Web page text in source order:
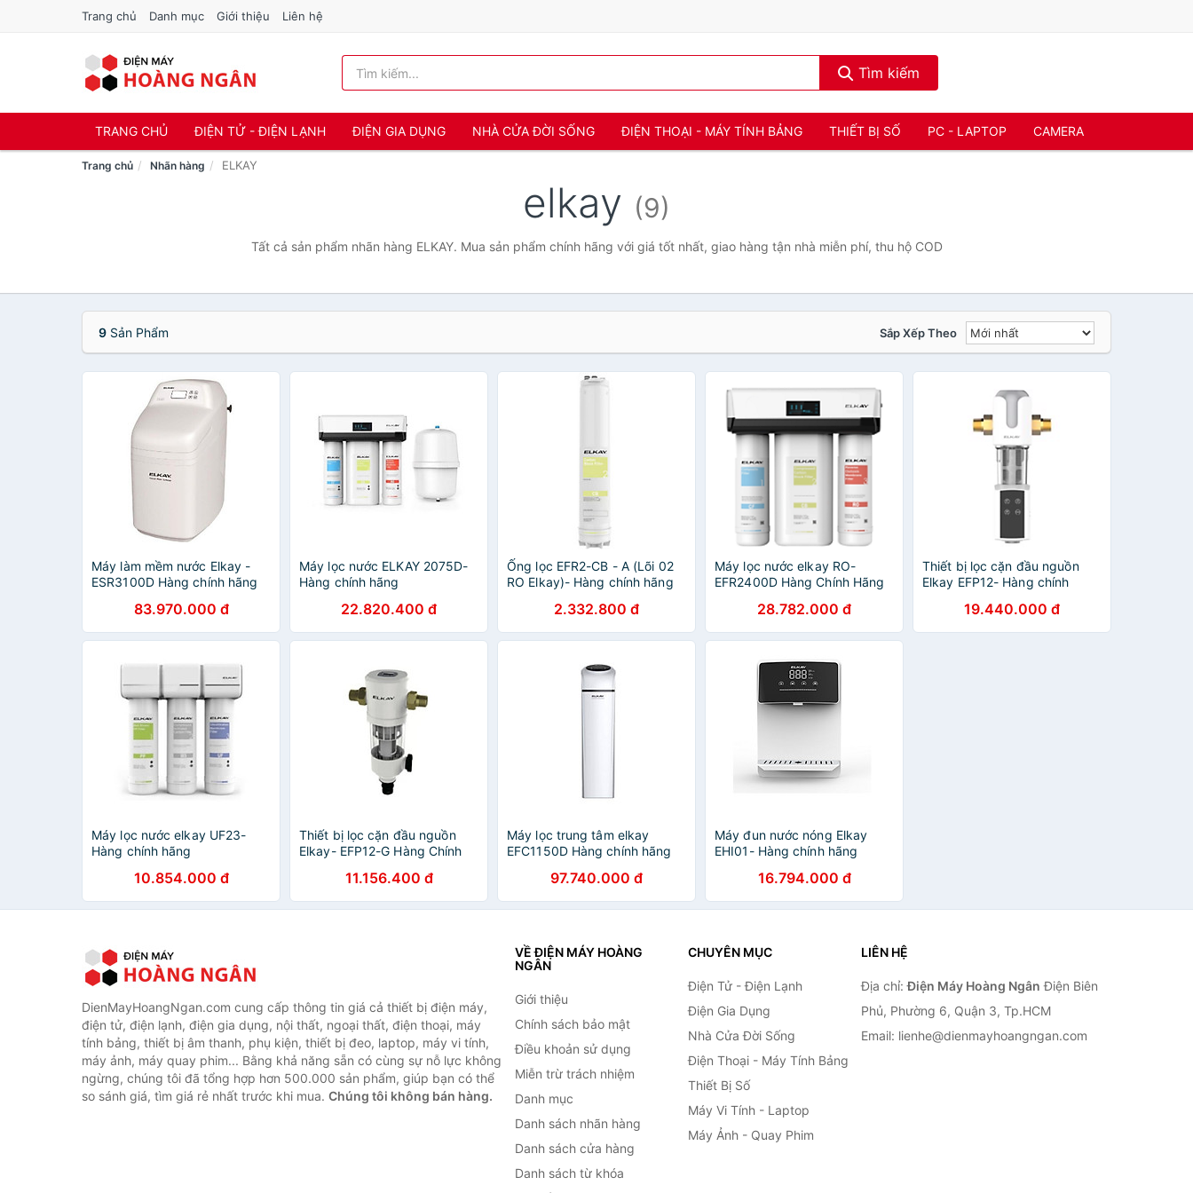
Trang chủ Danh mục Giới thiệu Liên hệ
Tìm kiếm
TRANG CHỦ ĐIỆN TỬ - ĐIỆN LẠNH ĐIỆN GIA DỤNG NHÀ CỬA ĐỜI SỐNG ĐIỆN THOẠI - MÁY TÍNH BẢNG THIẾT BỊ SỐ PC - LAPTOP CAMERA
Trang chủ Nhãn hàng ELKAY
elkay (9)
Tất cả sản phẩm nhãn hàng ELKAY. Mua sản phẩm chính hãng với giá tốt nhất, giao hàng tận nhà miễn phí, thu hộ COD
9 Sản Phẩm Sắp Xếp Theo
Máy làm mềm nước Elkay -
ESR3100D Hàng chính hãng
83.970.000 đ
Máy lọc nước ELKAY 2075D-
Hàng chính hãng
22.820.400 đ
Ống lọc EFR2-CB - A (Lõi 02
RO Elkay)- Hàng chính hãng
2.332.800 đ
Máy lọc nước elkay RO-
EFR2400D Hàng Chính Hãng
28.782.000 đ
Thiết bị lọc cặn đầu nguồn
Elkay EFP12- Hàng chính
19.440.000 đ
Máy lọc nước elkay UF23-
Hàng chính hãng
10.854.000 đ
Thiết bị lọc cặn đầu nguồn
Elkay- EFP12-G Hàng Chính
11.156.400 đ
Máy lọc trung tâm elkay
EFC1150D Hàng chính hãng
97.740.000 đ
Máy đun nước nóng Elkay
EHI01- Hàng chính hãng
16.794.000 đ
DienMayHoangNgan.com cung cấp thông tin giá cả thiết bị điện máy,
điện tử, điện lạnh, điện gia dụng, nội thất, ngoại thất, điện thoại, máy
tính bảng, thiết bị âm thanh, phụ kiện, thiết bị đeo, laptop, máy vi tính,
máy ảnh, máy quay phim... Bằng khả năng sẵn có cùng sự nỗ lực không
ngừng, chúng tôi đã tổng hợp hơn 500.000 sản phẩm, giúp bạn có thể
so sánh giá, tìm giá rẻ nhất trước khi mua. Chúng tôi không bán hàng.
VỀ ĐIỆN MÁY HOÀNG
NGÂN
Giới thiệu
Chính sách bảo mật
Điều khoản sử dụng
Miễn trừ trách nhiệm
Danh mục
Danh sách nhãn hàng
Danh sách cửa hàng
Danh sách từ khóa
CHUYÊN MỤC
Điện Tử - Điện Lạnh
Điện Gia Dụng
Nhà Cửa Đời Sống
Điện Thoại - Máy Tính Bảng
Thiết Bị Số
Máy Vi Tính - Laptop
Máy Ảnh - Quay Phim
LIÊN HỆ
Địa chỉ:Điện Máy Hoàng Ngân Điện Biên
Phủ, Phường 6, Quận 3, Tp.HCM
Email: lienhe@dienmayhoangngan.com